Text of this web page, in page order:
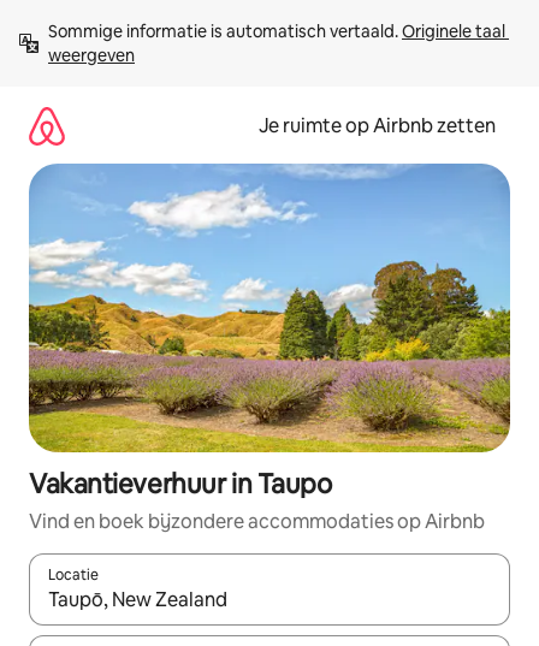
direct
naar
Sommige informatie is automatisch vertaald. Originele taal
weergeven
Je ruimte op Airbnb zetten
Vakantieverhuur in Taupo
Vind en boek bijzondere accommodaties op Airbnb
Locatie
Wanneer er suggesties beschikbaar zijn, maak je een keuze